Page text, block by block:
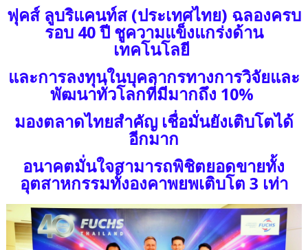
ฟุคส์ ลูบริแคนท์ส (ประเทศไทย) ฉลองครบ
รอบ 40 ปี ชูความแข็งแกร่งด้าน
เทคโนโลยี
และการลงทุนในบุคลากรทางการวิจัยและ
พัฒนาทั่วโลกที่มีมากถึง 10%
มองตลาดไทยสำคัญ เชื่อมั่นยังเติบโตได้
อีกมาก
อนาคตมั่นใจสามารถพิชิตยอดขายทั้ง
อุตสาหกรรมทั้งองคาพยพเติบโต 3 เท่า